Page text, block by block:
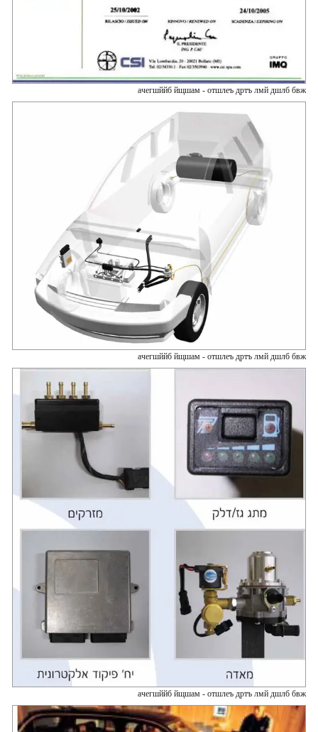
ачегшййб йщшам - отшлеъ дртъ лмй дшлб бвж
ачегшййб йщшам - отшлеъ дртъ лмй дшлб бвж
ачегшййб йщшам - отшлеъ дртъ лмй дшлб бвж